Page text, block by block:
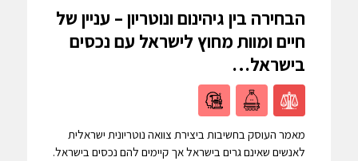
הבחירה בין גיהינום ונוטריון – עניין של
חיים ומוות מחוץ לישראל עם נכסים
בישראל…
מאמר העוסק בחשיבות ביצירת צוואה נוטריונית ישראלית
לאנשים שאינם גרים בישראל אך קיימים להם נכסים בישראל.